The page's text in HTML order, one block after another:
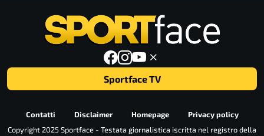
Sportface TV
Contatti Disclaimer Homepage
Privacy policy
Copyright 2025 Sportface - Testata giornalistica iscritta nel registro della